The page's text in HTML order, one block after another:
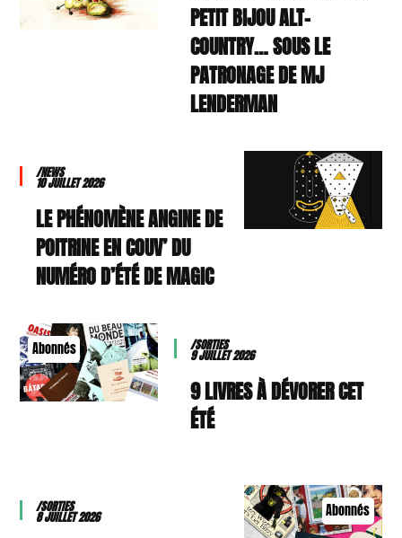
PETIT BIJOU ALT-
COUNTRY… SOUS LE
PATRONAGE DE MJ
LENDERMAN
/NEWS
10 JUILLET 2026
LE PHÉNOMÈNE ANGINE DE
POITRINE EN COUV’ DU
NUMÉRO D’ÉTÉ DE MAGIC
Abonnés /SORTIES
9 JUILLET 2026
9 LIVRES À DÉVORER CET
ÉTÉ
Abonnés
/SORTIES
8 JUILLET 2026